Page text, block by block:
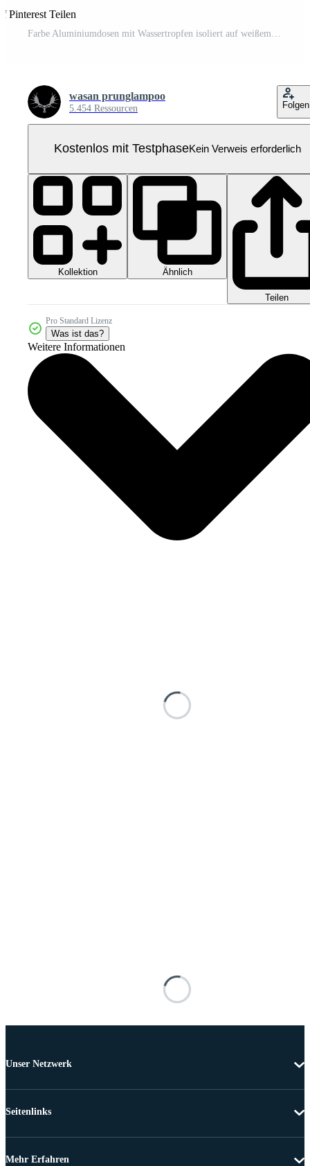
Pinterest Teilen
wasan prunglampoo
5.454 Ressourcen Folgen
Kostenlos mit TestphaseKein Verweis erforderlich
Kollektion Ähnlich
Teilen
Pro Standard Lizenz
Was ist das?
Weitere Informationen
Unser Netzwerk
Seitenlinks
Mehr Erfahren